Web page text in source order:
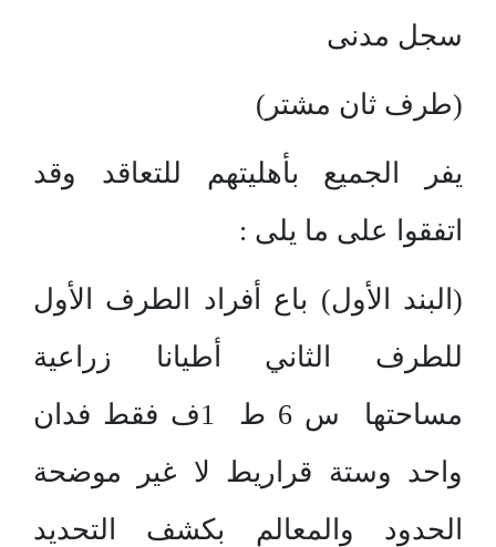
سجل مدنى
(طرف ثان مشتر)
يفر الجميع بأهليتهم للتعاقد وقد
اتفقوا على ما يلى :
(البند الأول) باع أفراد الطرف الأول
للطرف الثاني أطيانا زراعية
مساحتها س 6 ط 1ف فقط فدان
واحد وستة قراريط لا غير موضحة
الحدود والمعالم بكشف التحديد